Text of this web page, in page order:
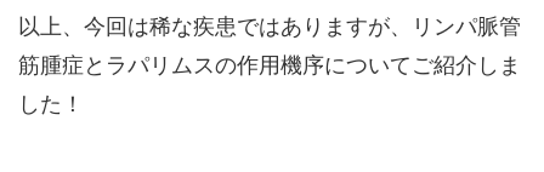
以上、今回は稀な疾患ではありますが、リンパ脈管
筋腫症とラパリムスの作用機序についてご紹介しま
した！